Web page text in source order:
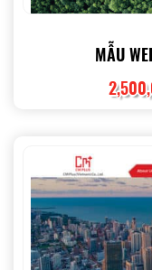
MẪU